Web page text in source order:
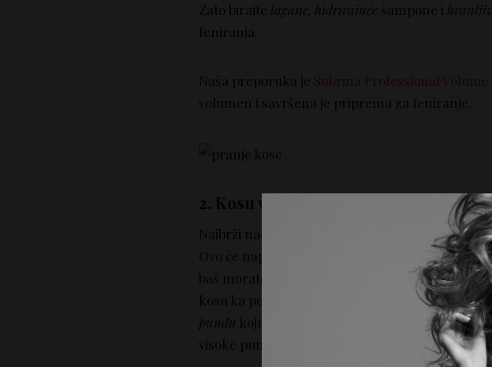
Zato birajte lagane, hidrirajuće šampone i
feniranja.
Naša preporuka je Subrina Professional
volumen i savršena je priprema za feniranje.
2. Kosu vezujte labavo
Najbrži način da efekat feniranja je da
Ovo će napraviti prelom kose na njenoj dužoni.
baš morate da vežete kosu posle feniranja, da
kosu ka pozadi, prema temenu glave. Potom
punđu koju ćete pričvrstiti sa dve ukosnice. Ako
visoke punđice.